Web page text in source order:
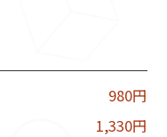
980円
1,330円